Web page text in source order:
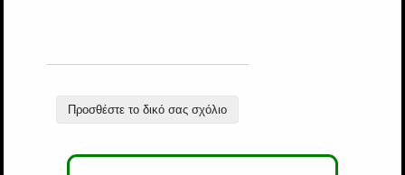
Προσθέστε το δικό σας σχόλιο